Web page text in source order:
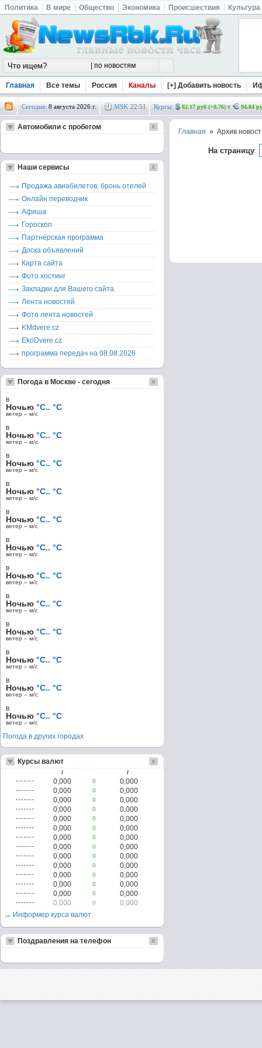
Политика В мире Общество Экономика Происшествия Культура
Главная Все темы Россия Каналы [+] Добавить новость
Сегодня: 8 августа 2026 г. MSK 22:51 Курсы: 82.17 руб (+0.76) 94.84
Главная » Архив
На страницу:
Автомобили с пробегом
Наши сервисы
Продажа авиабилетов, бронь отелей
Онлайн переводчик
Афиша
Гороскоп
Партнёрская программа
Доска объявлений
Карта сайта
Фото хостинг
Закладки для Вашего сайта
Лента новостей
Фото лента новостей
KMdvere.cz
EkoDvere.cz
программа передач на 08.08.2026
Погода в Москве - сегодня
в
Ночью °C.. °C
ветер – м/c
в
Ночью °C.. °C
ветер – м/c
в
Ночью °C.. °C
ветер – м/c
в
Ночью °C.. °C
ветер – м/c
в
Ночью °C.. °C
ветер – м/c
в
Ночью °C.. °C
ветер – м/c
в
Ночью °C.. °C
ветер – м/c
в
Ночью °C.. °C
ветер – м/c
в
Ночью °C.. °C
ветер – м/c
в
Ночью °C.. °C
ветер – м/c
в
Ночью °C.. °C
ветер – м/c
в
Ночью °C.. °C
ветер – м/c
Погода в других городах
Курсы валют
/ /
0,000 0
0,000
0,000
0
0,000
0,000
0
0,000
0,000
0
0,000
0,000
0
0,000
0,000
0
0,000
0,000
0
0,000
0,000
0
0,000
0,000
0
0,000
0,000
0
0,000
0,000
0
0,000
0,000
0
0,000
0,000
0
0,000
0,000
0
0,000
→ Информер курса валют
Поздравления на телефон